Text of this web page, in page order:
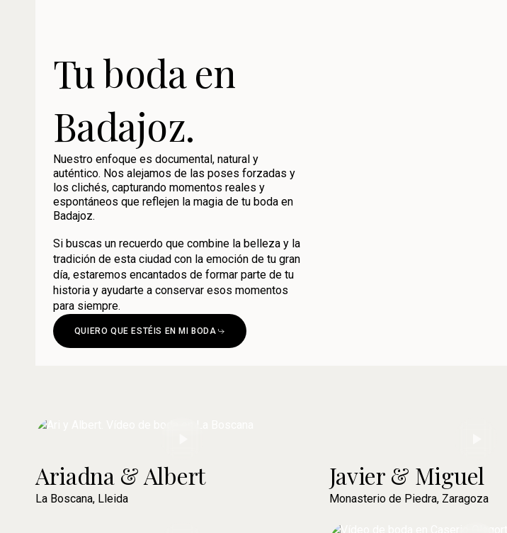
Tu boda en
Badajoz.
Nuestro enfoque es documental, natural y
auténtico. Nos alejamos de las poses forzadas y
los clichés, capturando momentos reales y
espontáneos que reflejen la magia de tu boda en
Badajoz.
Si buscas un recuerdo que combine la belleza y la
tradición de esta ciudad con la emoción de tu gran
día, estaremos encantados de formar parte de tu
historia y ayudarte a conservar esos momentos
para siempre.
QUIERO QUE ESTÉIS EN MI BODA
Ariadna & Albert
La Boscana, Lleida
Javier & Miguel
Monasterio de Piedra, Zaragoza